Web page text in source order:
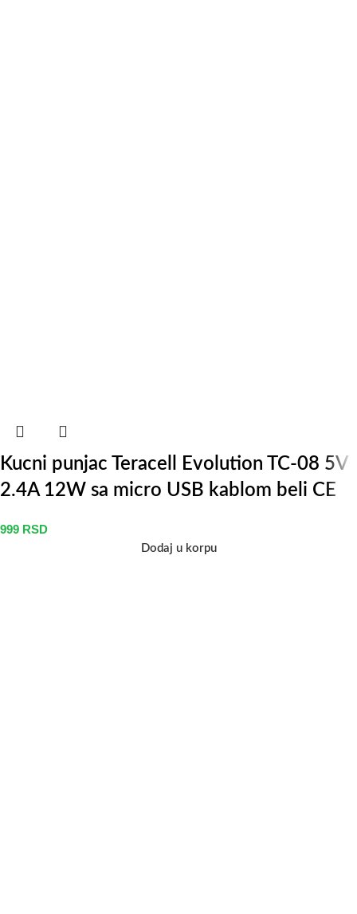
Kucni punjac Teracell Evolution TC-08 5V
2.4A 12W sa micro USB kablom beli CE
999 RSD
Dodaj u korpu